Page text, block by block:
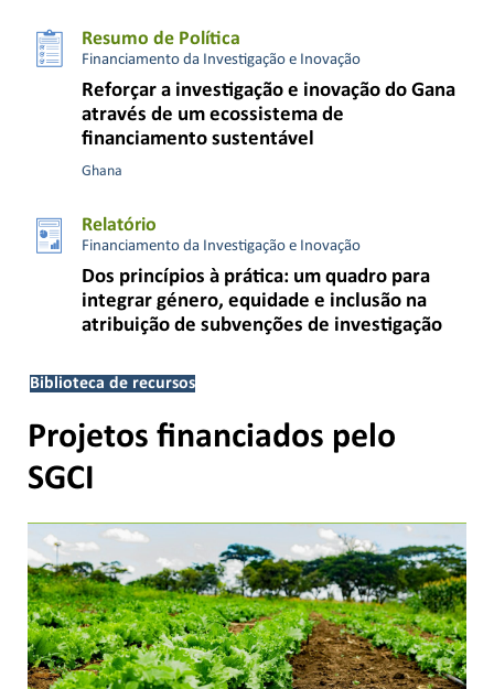
Resumo de Política
Financiamento da Investigação e Inovação
Reforçar a investigação e inovação do Gana
através de um ecossistema de
financiamento sustentável
Ghana
Relatório
Financiamento da Investigação e Inovação
Dos princípios à prática: um quadro para
integrar género, equidade e inclusão na
atribuição de subvenções de investigação
Biblioteca de recursos
Projetos financiados pelo
SGCI